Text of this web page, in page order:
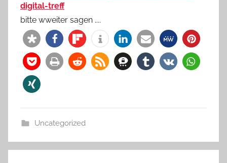
digital-treff
bitte wweiter sagen ....
Uncategorized